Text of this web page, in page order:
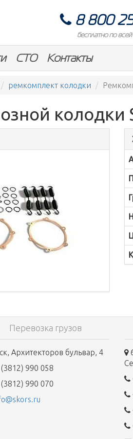
8 800
бесплатно по
СТО Контакты
ремкомплект колодки
колодки
Перевозка грузов
Архитекторов бульвар, 4
990 058
990 070